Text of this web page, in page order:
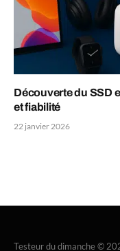
Découverte du SSD
et fiabilité
22 janvier 2026
Testeur du dimanche ©